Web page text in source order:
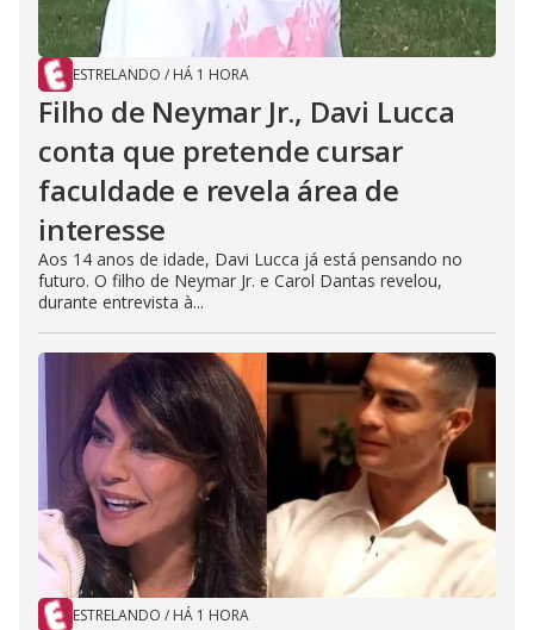
ESTRELANDO / HÁ 1 HORA
Filho de Neymar Jr., Davi Lucca
conta que pretende cursar
faculdade e revela área de
interesse
Aos 14 anos de idade, Davi Lucca já está pensando no
futuro. O filho de Neymar Jr. e Carol Dantas revelou,
durante entrevista à...
ESTRELANDO / HÁ 1 HORA